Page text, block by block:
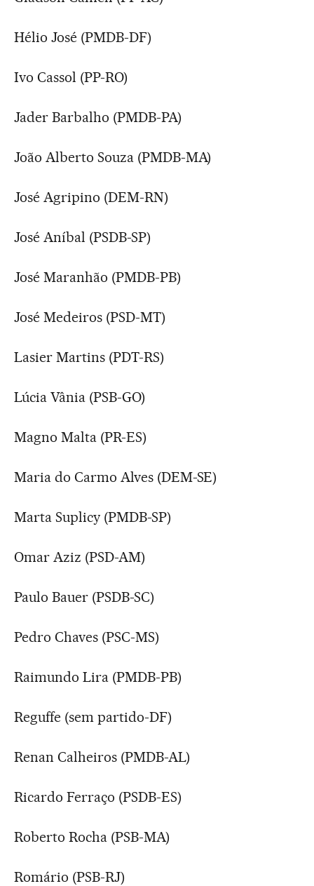
Hélio José (PMDB-DF)
Ivo Cassol (PP-RO)
Jader Barbalho (PMDB-PA)
João Alberto Souza (PMDB-MA)
José Agripino (DEM-RN)
José Aníbal (PSDB-SP)
José Maranhão (PMDB-PB)
José Medeiros (PSD-MT)
Lasier Martins (PDT-RS)
Lúcia Vânia (PSB-GO)
Magno Malta (PR-ES)
Maria do Carmo Alves (DEM-SE)
Marta Suplicy (PMDB-SP)
Omar Aziz (PSD-AM)
Paulo Bauer (PSDB-SC)
Pedro Chaves (PSC-MS)
Raimundo Lira (PMDB-PB)
Reguffe (sem partido-DF)
Renan Calheiros (PMDB-AL)
Ricardo Ferraço (PSDB-ES)
Roberto Rocha (PSB-MA)
Romário (PSB-RJ)